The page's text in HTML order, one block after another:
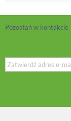
Pozostań w kontakcie